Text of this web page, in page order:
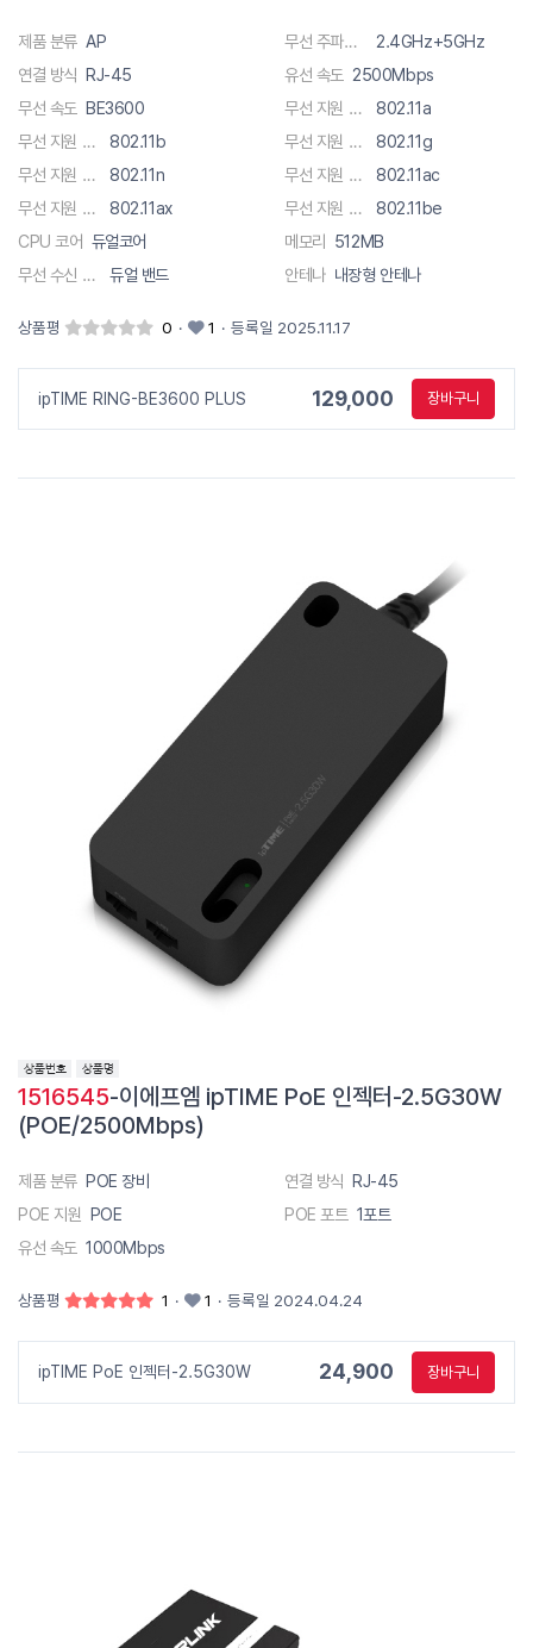
제품 분류 AP 무선 주파수 대역폭
2.4GHz+5GHz
연결 방식 RJ-45 유선 속도 2500Mbps
무선 속도 BE3600 무선 지원 규격
802.11a
무선 지원 규격
802.11b 무선 지원 규격
802.11g
무선 지원 규격
802.11n 무선 지원 규격
802.11ac
무선 지원 규격
802.11ax 무선 지원 규격
802.11be
CPU 코어 듀얼코어 메모리 512MB
무선 수신 채널
듀얼 밴드 안테나 내장형 안테나
상품평 0 · 1 · 등록일 2025.11.17
ipTIME RING-BE3600 PLUS 129,000 장바구니
1516545-이에프엠 ipTIME PoE 인젝터-2.5G30W
(POE/2500Mbps)
제품 분류 POE 장비 연결 방식 RJ-45
POE 지원 POE POE 포트 1포트
유선 속도 1000Mbps
상품평 1 · 1 · 등록일 2024.04.24
ipTIME PoE 인젝터-2.5G30W 24,900 장바구니